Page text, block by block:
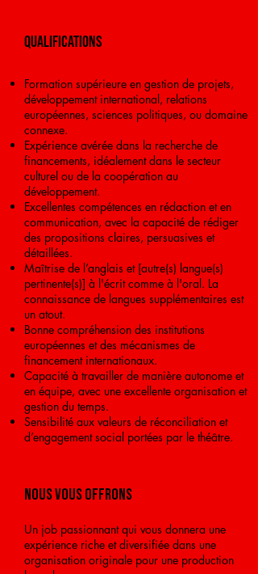
Qualifications
Formation supérieure en gestion de projets,
développement international, relations
européennes, sciences politiques, ou domaine
connexe.
Expérience avérée dans la recherche de
financements, idéalement dans le secteur
culturel ou de la coopération au
développement.
Excellentes compétences en rédaction et en
communication, avec la capacité de rédiger
des propositions claires, persuasives et
détaillées.
Maîtrise de l’anglais et [autre(s) langue(s)
pertinente(s)] à l'écrit comme à l'oral. La
connaissance de langues supplémentaires est
un atout.
Bonne compréhension des institutions
européennes et des mécanismes de
financement internationaux.
Capacité à travailler de manière autonome et
en équipe, avec une excellente organisation et
gestion du temps.
Sensibilité aux valeurs de réconciliation et
d’engagement social portées par le théâtre.
NOUS VOUS OFFRONS
Un job passionnant qui vous donnera une
expérience riche et diversifiée dans une
organisation originale pour une production